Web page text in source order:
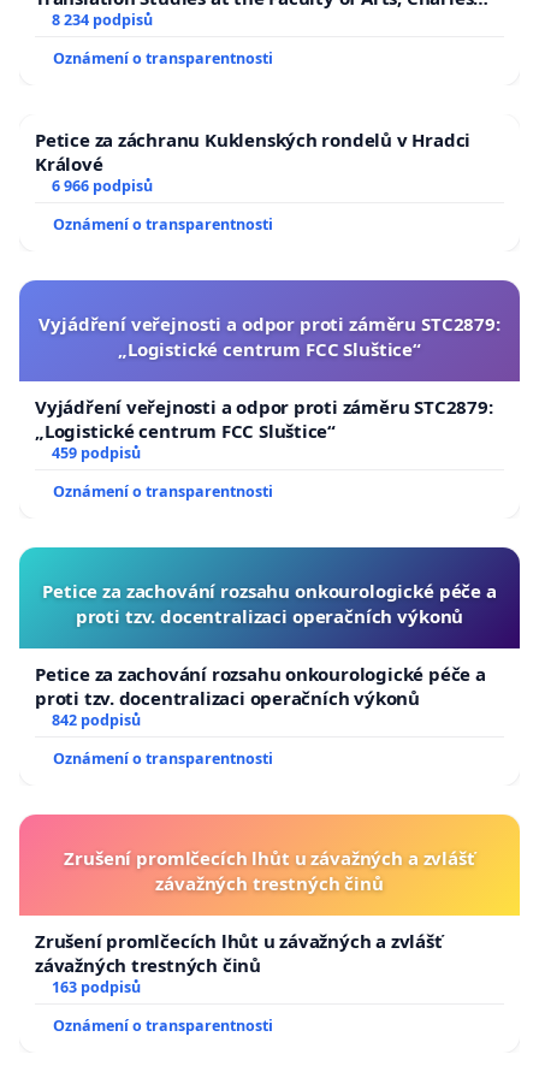
dobré vůle – je to základ právního státu.
a politici jsou správci, nikoliv páni města, kteří
k jeho historii a identitě po generace už přes 125
let!
Podepište tuto petici a pomozte zastavit svévoli!
University
8 234 podpisů
Oznámení o transparentnosti
Petice za záchranu Kuklenských rondelů v Hradci
Králové
6 966 podpisů
Oznámení o transparentnosti
Vyjádření veřejnosti a odpor proti záměru STC2879:
„Logistické centrum FCC Sluštice“
Vyjádření veřejnosti a odpor proti záměru STC2879:
„Logistické centrum FCC Sluštice“
459 podpisů
Oznámení o transparentnosti
Petice za zachování rozsahu onkourologické péče a
proti tzv. docentralizaci operačních výkonů
Petice za zachování rozsahu onkourologické péče a
proti tzv. docentralizaci operačních výkonů
842 podpisů
Oznámení o transparentnosti
Zrušení promlčecích lhůt u závažných a zvlášť
závažných trestných činů
Zrušení promlčecích lhůt u závažných a zvlášť
závažných trestných činů
163 podpisů
Oznámení o transparentnosti